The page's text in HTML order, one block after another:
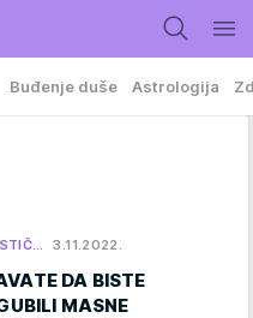
Buđenje duše Astrologija
3.11.2022.
DA BISTE
MASNE